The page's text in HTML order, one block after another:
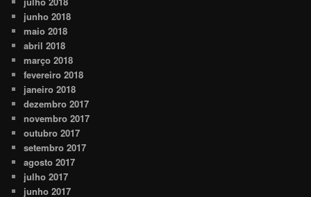
junho 2018
maio 2018
abril 2018
março 2018
fevereiro 2018
janeiro 2018
dezembro 2017
novembro 2017
outubro 2017
setembro 2017
agosto 2017
julho 2017
junho 2017